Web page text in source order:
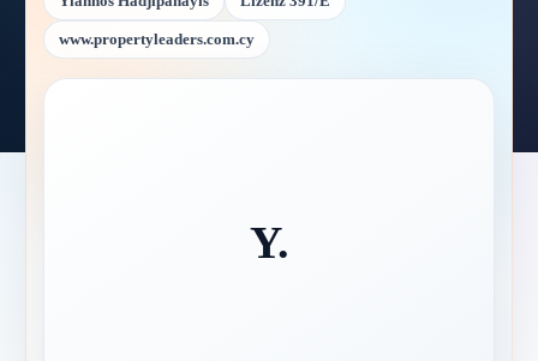
www.propertyleaders.com.cy
Y.